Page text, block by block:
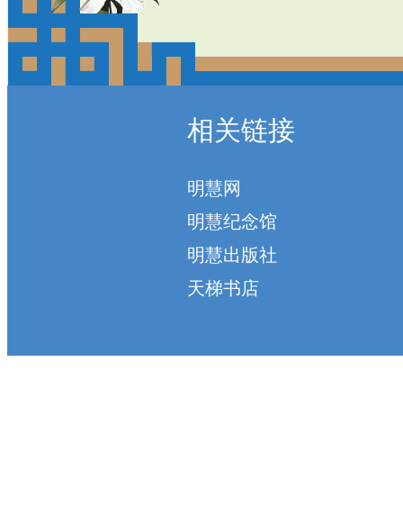
相关链接
明慧网
明慧纪念馆
明慧出版社
天梯书店